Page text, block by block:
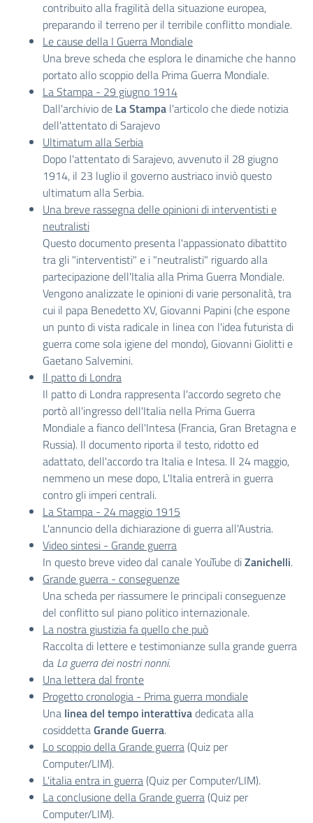
contribuito alla fragilità della situazione europea,
preparando il terreno per il terribile conflitto mondiale.
Le cause della I Guerra Mondiale
Una breve scheda che esplora le dinamiche che hanno
portato allo scoppio della Prima Guerra Mondiale.
La Stampa - 29 giugno 1914
Dall'archivio de La Stampa l'articolo che diede notizia
dell'attentato di Sarajevo
Ultimatum alla Serbia
Dopo l'attentato di Sarajevo, avvenuto il 28 giugno
1914, il 23 luglio il governo austriaco inviò questo
ultimatum alla Serbia.
Una breve rassegna delle opinioni di interventisti e
neutralisti
Questo documento presenta l'appassionato dibattito
tra gli "interventisti" e i "neutralisti" riguardo alla
partecipazione dell'Italia alla Prima Guerra Mondiale.
Vengono analizzate le opinioni di varie personalità, tra
cui il papa Benedetto XV, Giovanni Papini (che espone
un punto di vista radicale in linea con l'idea futurista di
guerra come sola igiene del mondo), Giovanni Giolitti e
Gaetano Salvemini.
Il patto di Londra
Il patto di Londra rappresenta l'accordo segreto che
portò all'ingresso dell'Italia nella Prima Guerra
Mondiale a fianco dell'Intesa (Francia, Gran Bretagna e
Russia). Il documento riporta il testo, ridotto ed
adattato, dell'accordo tra Italia e Intesa. Il 24 maggio,
nemmeno un mese dopo, L'Italia entrerà in guerra
contro gli imperi centrali.
La Stampa - 24 maggio 1915
L'annuncio della dichiarazione di guerra all'Austria.
Video sintesi - Grande guerra
In questo breve video dal canale YouTube diZanichelli.
Grande guerra - conseguenze
Una scheda per riassumere le principali conseguenze
del conflitto sul piano politico internazionale.
La nostra giustizia fa quello che può
Raccolta di lettere e testimonianze sulla grande guerra
da La guerra dei nostri nonni.
Una lettera dal fronte
Progetto cronologia - Prima guerra mondiale
Una linea del tempo interattivadedicata alla
cosiddettaGrande Guerra.
Lo scoppio della Grande guerra (Quiz per
Computer/LIM).
L'italia entra in guerra (Quiz per Computer/LIM).
La conclusione della Grande guerra (Quiz per
Computer/LIM).